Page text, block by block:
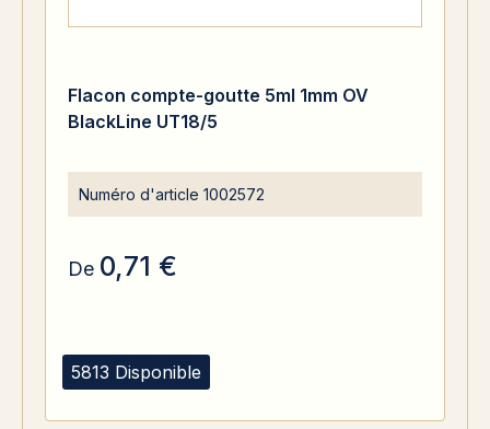
5813 Disponible
Flacon compte-goutte 5ml 1mm OV
BlackLine UT18/5
Numéro d'article 1002572
De 0,71 €